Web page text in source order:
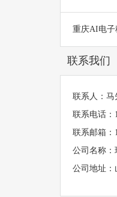
重庆AI电子
联系我们
联系人：马
联系电话：
联系邮箱：
公司名称：
公司地址：